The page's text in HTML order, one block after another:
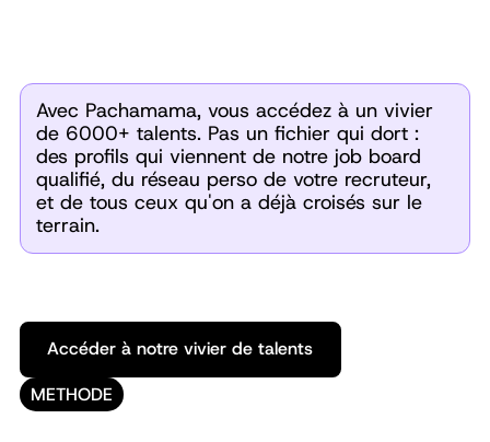
Avec Pachamama, vous accédez à un vivier
de 6000+ talents. Pas un fichier qui dort :
des profils qui viennent de notre job board
qualifié, du réseau perso de votre recruteur,
et de tous ceux qu'on a déjà croisés sur le
terrain.
Accéder à notre vivier de talents
Accéder à notre vivier de talents
METHODE